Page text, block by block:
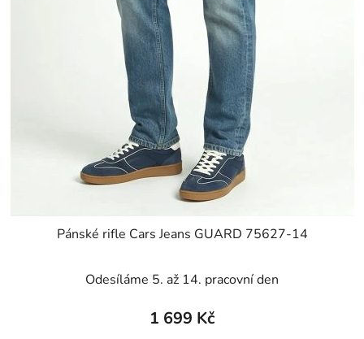
Pánské rifle Cars Jeans GUARD 75627-14
Odesíláme 5. až 14. pracovní den
1 699 Kč